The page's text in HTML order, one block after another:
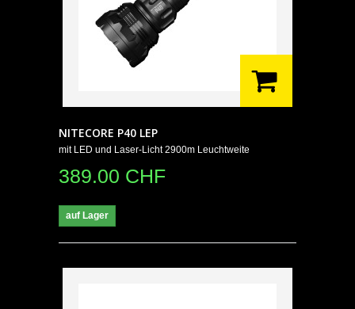
NITECORE P40 LEP
mit LED und Laser-Licht 2900m Leuchtweite
389.00 CHF
auf Lager